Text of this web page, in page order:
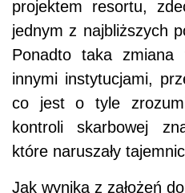
projektem resortu,
jednym z najbliższych
Ponadto taka zmiana
innymi instytucjami,
co jest o tyle
kontroli skarbowej
które naruszały
Jak wynika z założeń